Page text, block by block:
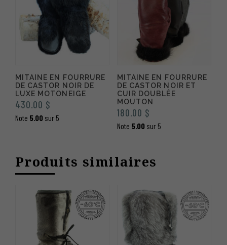
MITAINE EN FOURRURE
DE CASTOR NOIR DE
LUXE MOTONEIGE
430.00 $
Note 5.00 sur 5
MITAINE EN FOURRURE
DE CASTOR NOIR ET
CUIR DOUBLÉE
MOUTON
180.00 $
Note 5.00sur 5
Produits similaires